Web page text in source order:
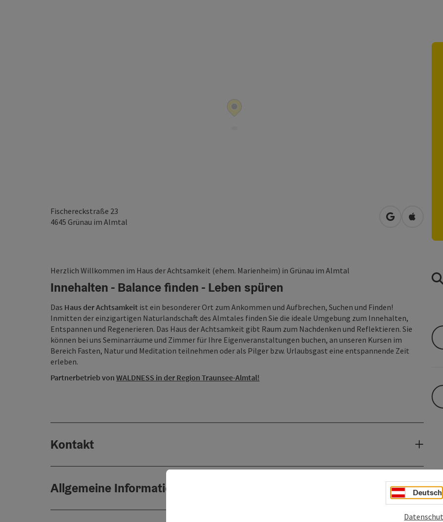
Fischereckstraße 23
4645 Grünau im Almtal in Google
in
Herzlich Willkommen im Haus der Achtsamkeit (ehem. Marienheim) in Grünau im Almtal
Innehalten - Balance finden - Leben spüren
Das Haus der Achtsamkeit ist ein besonderer Ort zum Ankommen und Aufbrechen, Suchen und Finden!
Inmitten der einzigartigen Naturlandschaft des Almtales finden Sie die ideale Umgebung zum Innehalten,
Entspannen und Regenerieren. Das Haus der Achtsamkeit gibt Raum zum Nachdenken und Reflektieren. Sie
können bei uns Seminarräume und Zimmer für Ihre Eigenveranstaltungen buchen, an unseren Kursen im
Bereich Fasten, Natur und Meditation teilnehmen oder als Pilger bzw. Urlaubsgast eine entspannende Zeit
erleben.
Partnerbetrieb von WALDNESS in der Region Traunsee-Almtal!
Kontakt
Allgemeine Informationen Deutsch